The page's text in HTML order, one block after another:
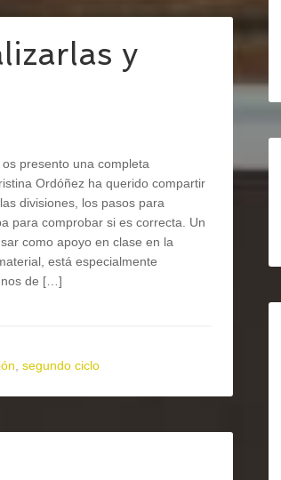
y
os presento una completa
Ordóñez ha querido compartir
divisiones, los pasos para
para comprobar si es correcta. Un
como apoyo en clase en la
está especialmente
de […]
segundo ciclo